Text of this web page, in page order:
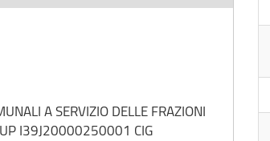
A SERVIZIO DELLE FRAZIONI
I39J20000250001 CIG